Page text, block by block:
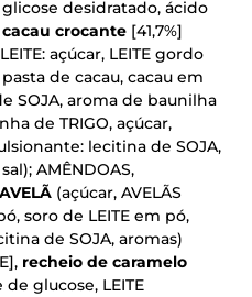
desidratado, ácido
crocante [41,7%]
açúcar, LEITE gordo
de cacau, cacau em
SOJA, aroma de baunilha
de TRIGO, açúcar,
lecitina de SOJA,
AMÊNDOAS,
(açúcar, AVELÃS
soro de LEITE em pó,
de SOJA, aromas)
recheio de caramelo
de glucose, LEITE